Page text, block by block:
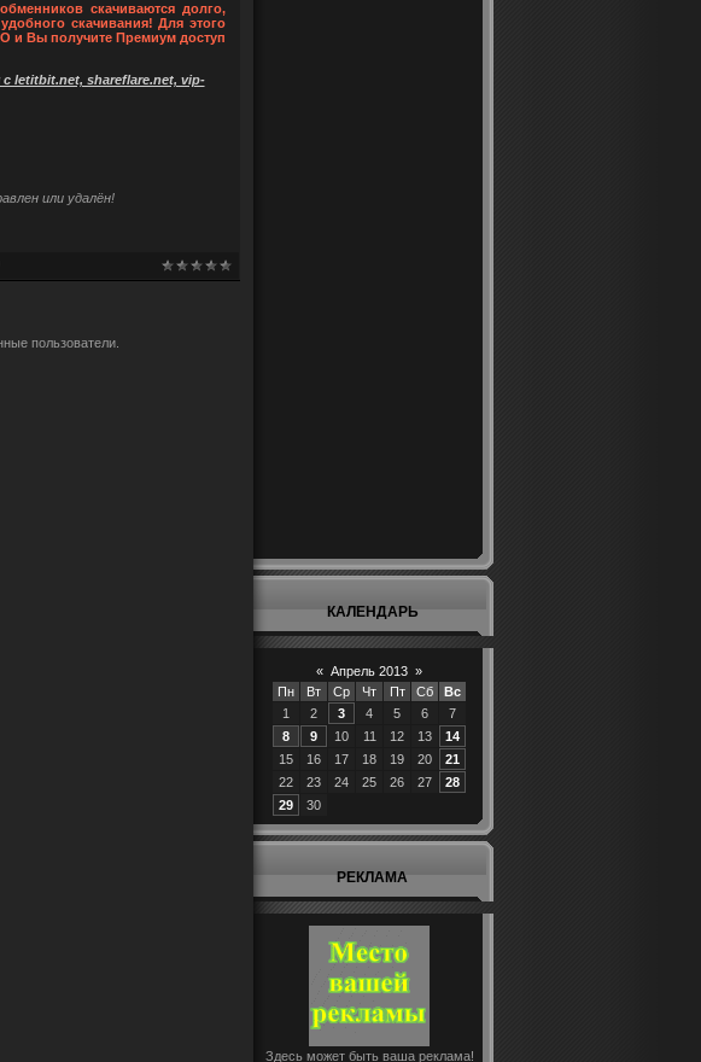
скачиваются долго,
скачивания! Для этого
и Вы получите Премиум доступ
letitbit.net, shareflare.net, vip-
или удалён!
пользователи.
КАЛЕНДАРЬ
« Апрель 2013 »
Пн
Вт Ср Чт Пт Сб
Вс
1
2 3 4 5 6
7
8
9 10 11 12 13
14
15
16 17 18 19 20
21
22
23 24 25 26 27
28
29
30
РЕКЛАМА
Здесь может быть ваша реклама!